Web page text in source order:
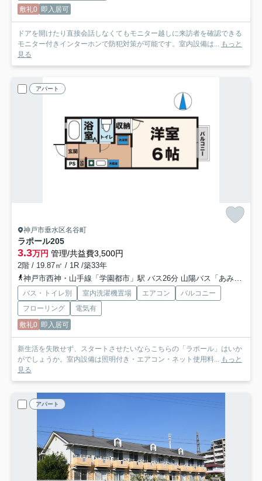
敷礼0 即入居可
ドアを開けたり直接会話しなくてもモニター越しに来訪者を確認できる
モニター付きインターホンで防犯対策が可能です。室内設備は... もっと
見る
アパート
神戸市垂水区名谷町
ラポール205
3.3万円 管理/共益費3,500円
2階 / 19.87㎡ / 1R /築33年
神戸市西神・山手線「学園都市」駅 バス26分 山陽バス「あみだ堂」 停歩6分
バス・トイレ別 室内洗濯機置場 エアコン
バルコニー
フローリング
電気有
敷礼0 即入居可
新生活を失敗せず、スタートさせたいならこちらの「ラポール」はいか
がでしょうか。室内設備は照明付き・エアコン・ネット使用料... もっと
見る
アパート